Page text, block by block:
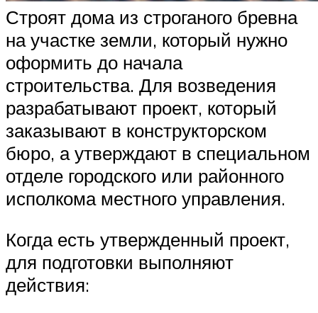
Строят дома из строганого бревна
на участке земли, который нужно
оформить до начала
строительства. Для возведения
разрабатывают проект, который
заказывают в конструкторском
бюро, а утверждают в специальном
отделе городского или районного
исполкома местного управления.
Когда есть утвержденный проект,
для подготовки выполняют
действия: